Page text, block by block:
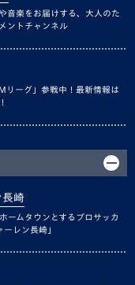
音楽をお届けする、大人のた
ントチャンネル
リーグ」参戦中！最新情報は
長崎
ームタウンとするプロサッカ
レン長崎」